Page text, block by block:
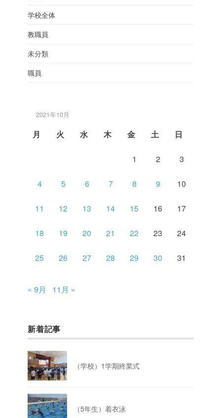
学校全体
教職員
未分類
職員
2021年10月
月 火 水 木 金 土 日
1 2 3
4 5 6 7 8 9 10
11 12 13 14 15 16 17
18 19 20 21 22 23 24
25 26 27 28 29 30 31
« 9月 11月 »
新着記事
（学校）1学期終業式
（5年生）着衣泳